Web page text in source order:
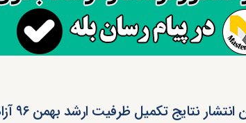
انتشار نتایج تکمیل ظرفیت ارشد بهمن ۹۶ آزاد